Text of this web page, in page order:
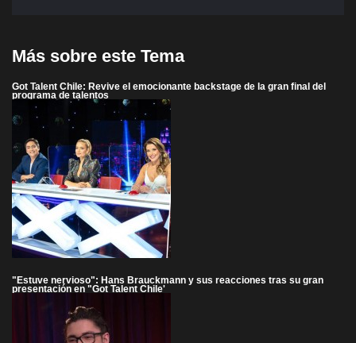
Más sobre este Tema
Got Talent Chile: Revive el emocionante backstage de la gran final del
programa de talentos
"Estuve nervioso": Hans Brauckmann y sus reacciones tras su gran
presentación en "Got Talent Chile'